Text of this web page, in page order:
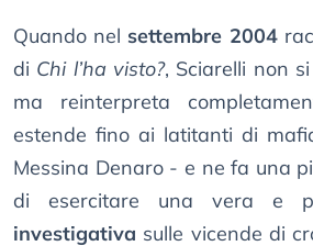
Quando nel settembre 2004
di Chi l’ha visto?, Sciarelli non
ma reinterpreta
estende fino ai latitanti di
Messina Denaro - e ne fa una
di esercitare una vera e
investigativa sulle vicende di